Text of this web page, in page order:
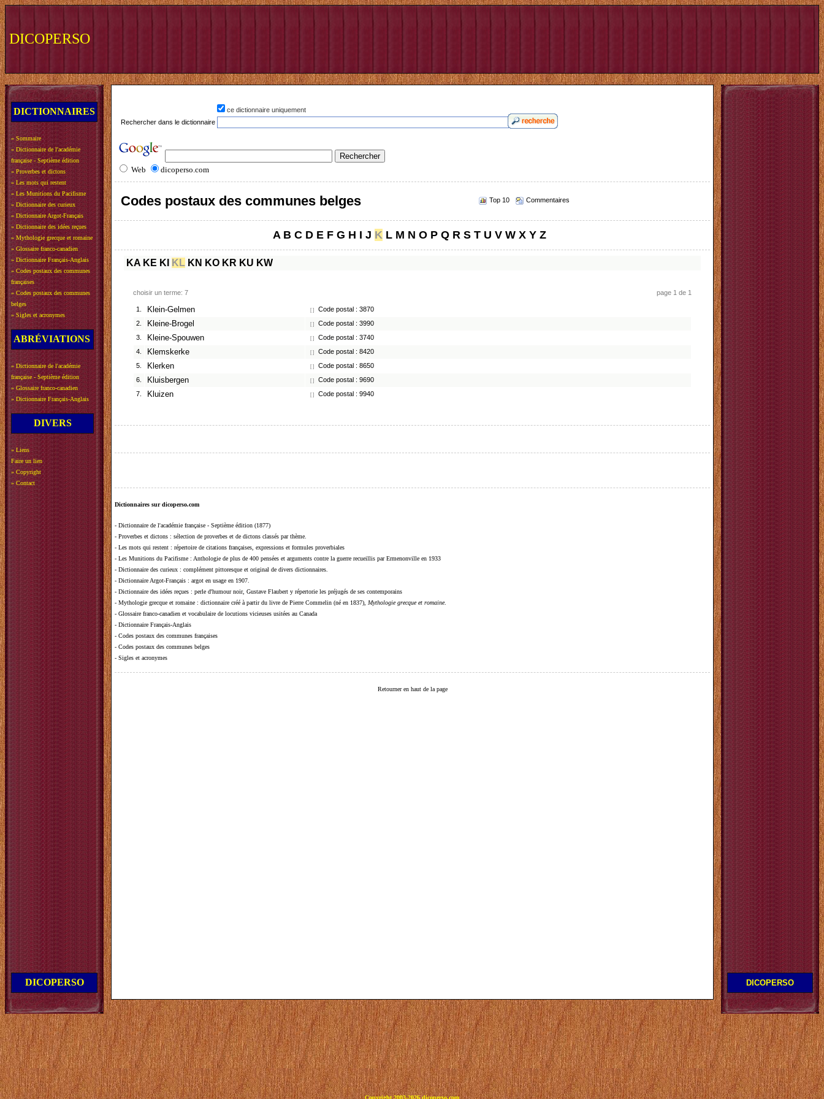
DICOPERSO
DICTIONNAIRES
» Sommaire
» Dictionnaire de l'académie
française - Septième édition
» Proverbes et dictons
» Les mots qui restent
» Les Munitions du Pacifisme
» Dictionnaire des curieux
» Dictionnaire Argot-Français
» Dictionnaire des idées reçues
» Mythologie grecque et romaine
» Glossaire franco-canadien
» Dictionnaire Français-Anglais
» Codes postaux des communes
françaises
» Codes postaux des communes
belges
» Sigles et acronymes
ABRÉVIATIONS
» Dictionnaire de l'académie
française - Septième édition
» Glossaire franco-canadien
» Dictionnaire Français-Anglais
DIVERS
» Liens
Faire un lien
» Copyright
» Contact
DICOPERSO
ce dictionnaire uniquement
Rechercher dans le dictionnaire
Web dicoperso.com
Codes postaux des communes belges Top 10 Commentaires
A B C D E F G H I J K L M N O P Q R S T U V W X Y Z
KA KE KI KL KN KO KR KU KW
choisir un terme: 7 page 1 de 1
1. Klein-Gelmen [ ]
Code postal : 3870
2.
Kleine-Brogel [ ]
Code postal : 3990
3.
Kleine-Spouwen [ ]
Code postal : 3740
4.
Klemskerke [ ]
Code postal : 8420
5.
Klerken [ ]
Code postal : 8650
6.
Kluisbergen [ ]
Code postal : 9690
7.
Kluizen [ ] Code postal : 9940
Dictionnaires sur dicoperso.com
- Dictionnaire de l'académie française - Septième édition (1877)
- Proverbes et dictons : sélection de proverbes et de dictons classés par thème.
- Les mots qui restent : répertoire de citations françaises, expressions et formules proverbiales
- Les Munitions du Pacifisme : Anthologie de plus de 400 pensées et arguments contre la guerre recueillis par Ermenonville en 1933
- Dictionnaire des curieux : complément pittoresque et original de divers dictionnaires.
- Dictionnaire Argot-Français : argot en usage en 1907.
- Dictionnaire des idées reçues : perle d'humour noir, Gustave Flaubert y répertorie les préjugés de ses contemporains
- Mythologie grecque et romaine : dictionnaire créé à partir du livre de Pierre Commelin (né en 1837), Mythologie grecque et romaine.
- Glossaire franco-canadien et vocabulaire de locutions vicieuses usitées au Canada
- Dictionnaire Français-Anglais
- Codes postaux des communes françaises
- Codes postaux des communes belges
- Sigles et acronymes
Retourner en haut de la page
DICOPERSO
Copyright 2003-2026 dicoperso.com